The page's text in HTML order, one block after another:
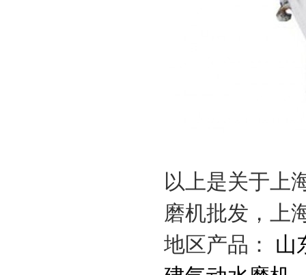
以上是关于上
磨机批发，上
地区产品： 山